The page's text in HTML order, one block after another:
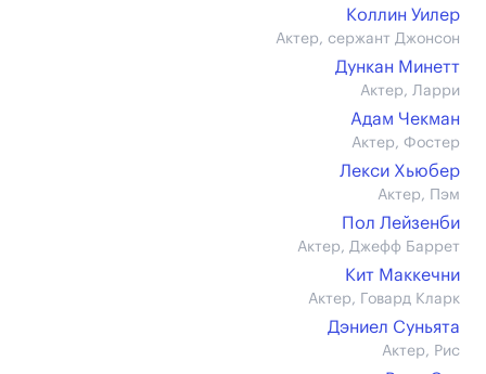
Коллин Уилер
Актер, сержант Джонсон
Дункан Минетт
Актер, Ларри
Адам Чекман
Актер, Фостер
Лекси Хьюбер
Актер, Пэм
Пол Лейзенби
Актер, Джефф Баррет
Кит Маккечни
Актер, Говард Кларк
Дэниел Суньята
Актер, Рис